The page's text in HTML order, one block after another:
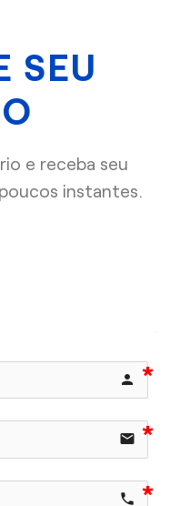
SEU
e receba seu
instantes.
person
email
phone